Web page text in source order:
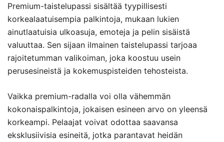
Premium-taistelupassi sisältää tyypillisesti
korkealaatuisempia palkintoja, mukaan lukien
ainutlaatuisia ulkoasuja, emoteja ja pelin sisäistä
valuuttaa. Sen sijaan ilmainen taistelupassi tarjoaa
rajoitetumman valikoiman, joka koostuu usein
perusesineistä ja kokemuspisteiden tehosteista.
Vaikka premium-radalla voi olla vähemmän
kokonaispalkintoja, jokaisen esineen arvo on yleensä
korkeampi. Pelaajat voivat odottaa saavansa
eksklusiivisia esineitä, jotka parantavat heidän